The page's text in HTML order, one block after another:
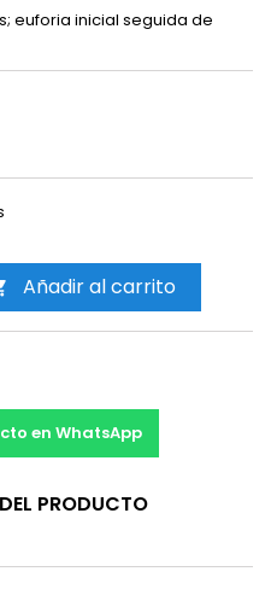
euforia inicial seguida de
Añadir al carrito
en WhatsApp
PRODUCTO